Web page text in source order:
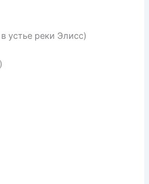
устье реки Элисс)